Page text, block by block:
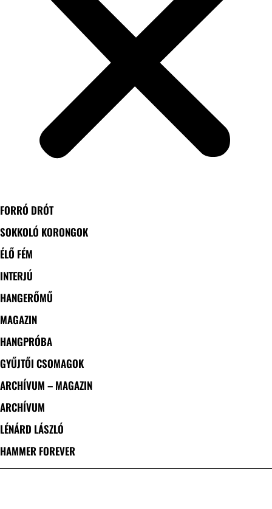
FORRÓ DRÓT
SOKKOLÓ KORONGOK
ÉLŐ FÉM
INTERJÚ
HANGERŐMŰ
MAGAZIN
HANGPRÓBA
GYŰJTŐI CSOMAGOK
ARCHÍVUM – MAGAZIN
ARCHÍVUM
LÉNÁRD LÁSZLÓ
HAMMER FOREVER